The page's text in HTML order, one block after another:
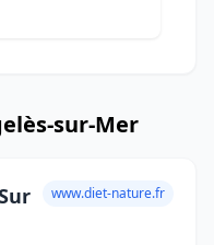
sur-Mer
www.diet-nature.fr